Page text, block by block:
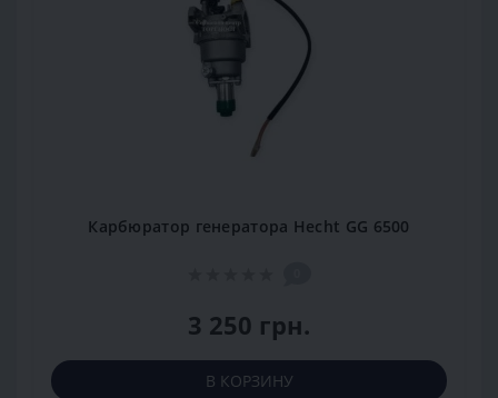
Карбюратор генератора Hecht GG 6500
3 250 грн.
В КОРЗИНУ